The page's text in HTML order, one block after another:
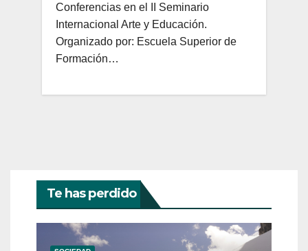
“FELIPE GUAMÁN POMA
DE AYALA” (antes,
durante y después)
Conferencias en el II Seminario
Internacional Arte y Educación.
Organizado por: Escuela Superior de
Formación…
Te has perdido